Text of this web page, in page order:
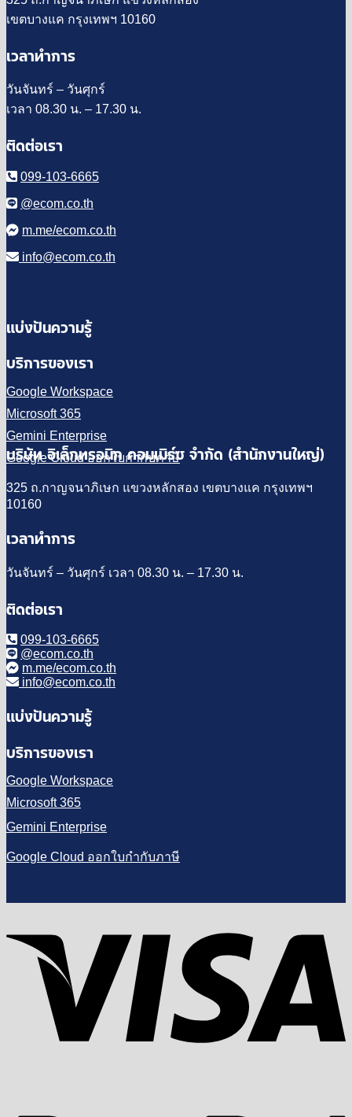
เขตบางแค กรุงเทพฯ 10160
เวลาทำการ
วันจันทร์ – วันศุกร์
เวลา 08.30 น. – 17.30 น.
ติดต่อเรา
099-103-6665
@ecom.co.th
m.me/ecom.co.th
info@ecom.co.th
แบ่งปันความรู้
บริการของเรา
Google Workspace
Microsoft 365
Gemini Enterprise
Google Cloud ออกใบกำกับภาษี
บริษัท อิเล็กทรอนิก คอมเมิร์ซ จำกัด (สำนักงานใหญ่)
325 ถ.กาญจนาภิเษก แขวงหลักสอง เขตบางแค กรุงเทพฯ
10160
เวลาทำการ
วันจันทร์ – วันศุกร์ เวลา 08.30 น. – 17.30 น.
ติดต่อเรา
099-103-6665
@ecom.co.th
m.me/ecom.co.th
info@ecom.co.th
แบ่งปันความรู้
บริการของเรา
Google Workspace
Microsoft 365
Gemini Enterprise
Google Cloud ออกใบกำกับภาษี